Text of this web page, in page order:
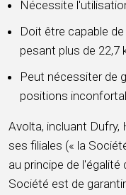
Nécessite
Doit être capable
pesant plus de 22,7
Peut nécessiter de
positions
Avolta, incluant
ses filiales (« la
au principe de
Société est de